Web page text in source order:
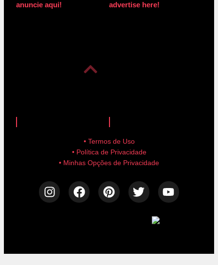
anuncie aqui! advertise here!
• Termos de Uso
• Política de Privacidade
• Minhas Opções de Privacidade